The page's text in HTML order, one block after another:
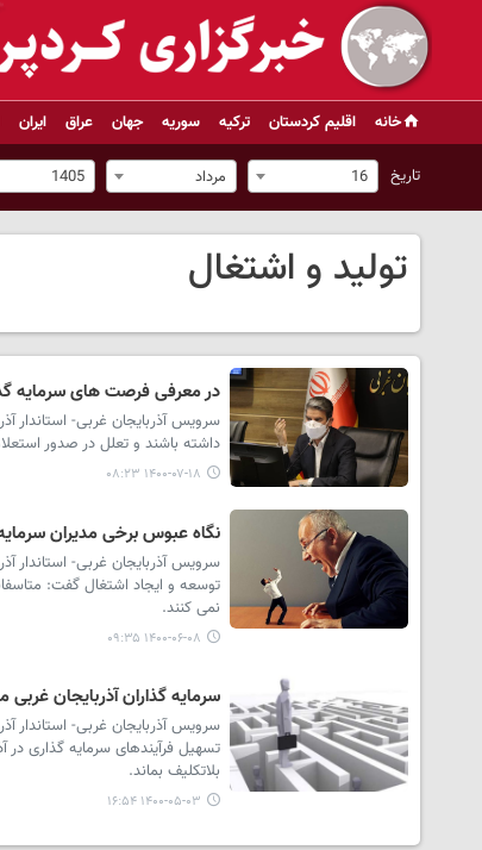
خانه اقلیم کردستان ترکیه سوریه جهان عراق ایران
تاریخ 16 مرداد 1405
تولید و اشتغال
در معرفی فرصت های سرمایه
سرویس آذربایجان غربی- استاندار
داشته باشند و تعلل در صدور
۱۴۰۰-۰۷-۱۸ ۰۸:۲۳
نگاه عبوس برخی مدیران
سرویس آذربایجان غربی- استاندار
توسعه و ایجاد اشتغال گفت:
نمی کنند.
۱۴۰۰-۰۶-۰۸ ۰۹:۳۵
سرمایه گذاران آذربایجان غربی
سرویس آذربایجان غربی- استاندار
تسهیل فرآیندهای سرمایه گذاری در
بلاتکلیف بماند.
۱۴۰۰-۰۵-۰۳ ۱۶:۵۴